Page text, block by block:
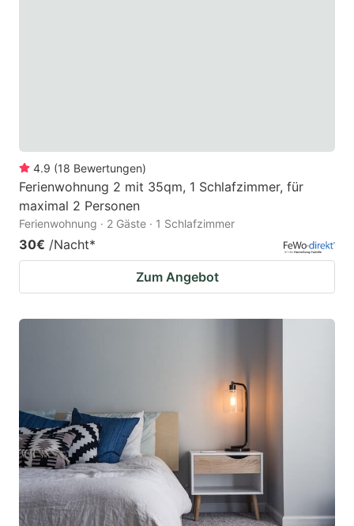
4.9 (18 Bewertungen)
Ferienwohnung 2 mit 35qm, 1 Schlafzimmer, für
maximal 2 Personen
Ferienwohnung · 2 Gäste · 1 Schlafzimmer
30€ /Nacht*
Zum Angebot